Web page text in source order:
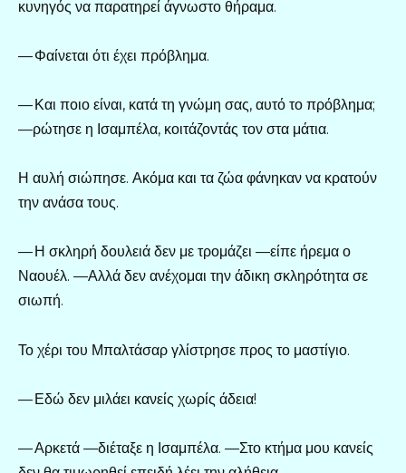
κυνηγός να παρατηρεί άγνωστο θήραμα.
— Φαίνεται ότι έχει πρόβλημα.
— Και ποιο είναι, κατά τη γνώμη σας, αυτό το πρόβλημα;
—ρώτησε η Ισαμπέλα, κοιτάζοντάς τον στα μάτια.
Η αυλή σιώπησε. Ακόμα και τα ζώα φάνηκαν να κρατούν
την ανάσα τους.
— Η σκληρή δουλειά δεν με τρομάζει —είπε ήρεμα ο
Ναουέλ. —Αλλά δεν ανέχομαι την άδικη σκληρότητα σε
σιωπή.
Το χέρι του Μπαλτάσαρ γλίστρησε προς το μαστίγιο.
— Εδώ δεν μιλάει κανείς χωρίς άδεια!
— Αρκετά —διέταξε η Ισαμπέλα. —Στο κτήμα μου κανείς